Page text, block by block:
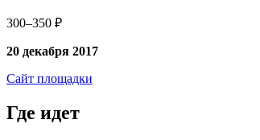
300–350 ₽
20 декабря 2017
Сайт площадки
Где идет